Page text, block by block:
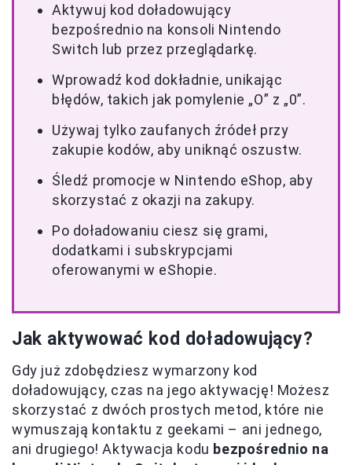
Aktywuj kod doładowujący
bezpośrednio na konsoli Nintendo
Switch lub przez przeglądarkę.
Wprowadź kod dokładnie, unikając
błędów, takich jak pomylenie „O” z „0”.
Używaj tylko zaufanych źródeł przy
zakupie kodów, aby uniknąć oszustw.
Śledź promocje w Nintendo eShop, aby
skorzystać z okazji na zakupy.
Po doładowaniu ciesz się grami,
dodatkami i subskrypcjami
oferowanymi w eShopie.
Jak aktywować kod doładowujący?
Gdy już zdobędziesz wymarzony kod
doładowujący, czas na jego aktywację! Możesz
skorzystać z dwóch prostych metod, które nie
wymuszają kontaktu z geekami – ani jednego,
ani drugiego! Aktywacja kodu bezpośrednio na